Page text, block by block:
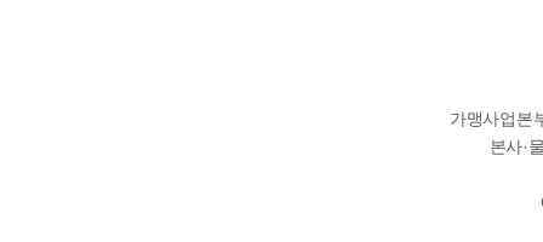
가맹사업본
본사·